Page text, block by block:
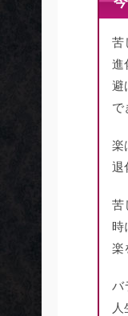
苦
進
避
で
楽
退
苦
時
楽
バ
人